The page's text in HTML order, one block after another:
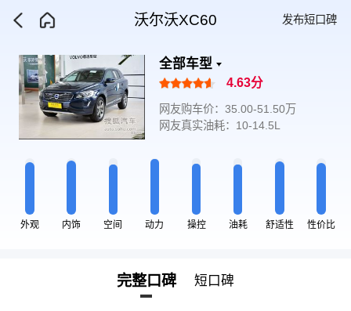
沃尔沃XC60 发布短口碑
全部车型
4.63分
网友购车价：35.00-51.50万
网友真实油耗：10-14.5L
外观 内饰 空间 动力 操控 油耗 舒适性 性价比
完整口碑 短口碑